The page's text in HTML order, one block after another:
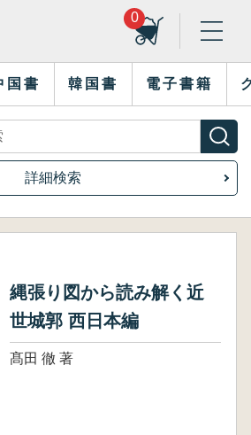
0
国書 韓国書 電子書籍
詳細検索
縄張り図から読み解く近
世城郭 西日本編
髙田 徹 著